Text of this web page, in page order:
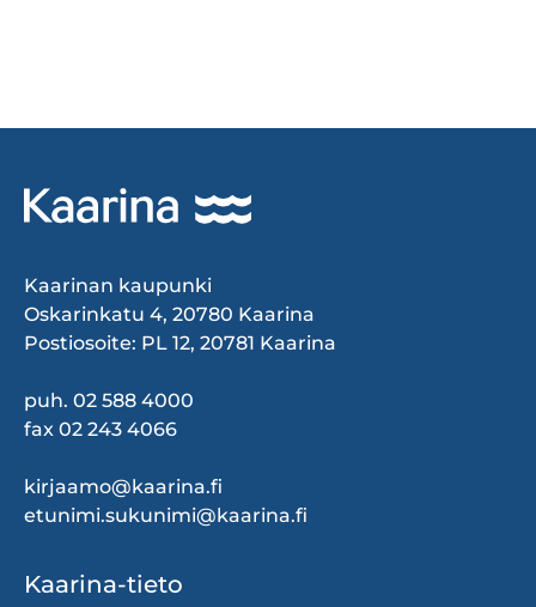
Kaarinan kaupunki
Oskarinkatu 4, 20780 Kaarina
Postiosoite: PL 12, 20781 Kaarina
puh. 02 588 4000
fax 02 243 4066
kirjaamo@kaarina.fi
etunimi.sukunimi@kaarina.fi
Footer
Kaarina-tieto